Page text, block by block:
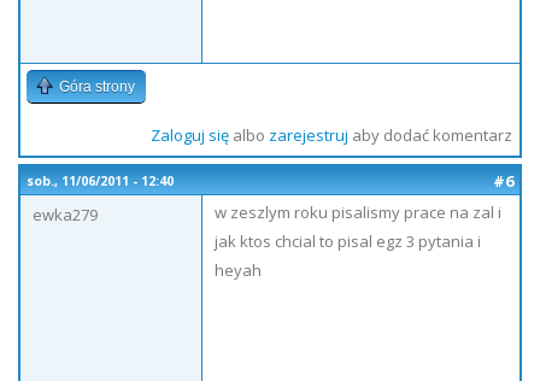
Góra strony
Zaloguj sięalbo zarejestruj aby dodać komentarz
sob., 11/06/2011 - 12:40
#6
ewka279
w zeszlym roku pisalismy prace na zal i
jak ktos chcial to pisal egz 3 pytania i
heyah